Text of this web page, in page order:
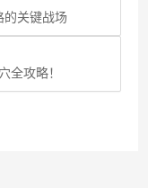
的关键战场
全攻略！